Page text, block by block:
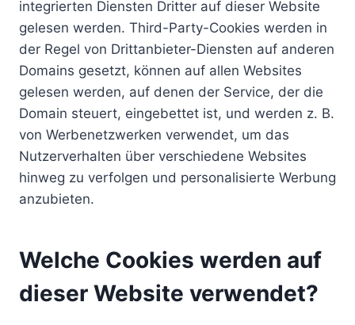
integrierten Diensten Dritter auf dieser Website
gelesen werden. Third-Party-Cookies werden in
der Regel von Drittanbieter-Diensten auf anderen
Domains gesetzt, können auf allen Websites
gelesen werden, auf denen der Service, der die
Domain steuert, eingebettet ist, und werden z. B.
von Werbenetzwerken verwendet, um das
Nutzerverhalten über verschiedene Websites
hinweg zu verfolgen und personalisierte Werbung
anzubieten.
Welche Cookies werden auf
dieser Website verwendet?